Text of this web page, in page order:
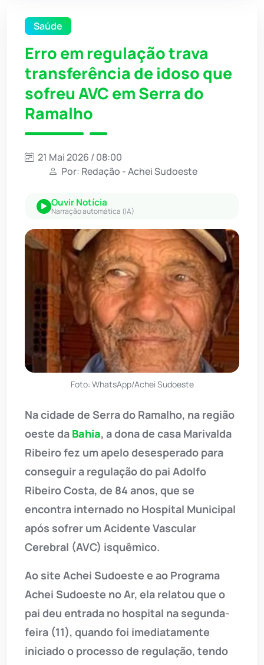
Saúde
Erro em regulação trava
transferência de idoso que
sofreu AVC em Serra do
Ramalho
21 Mai 2026 / 08:00
Por: Redação - Achei Sudoeste
Ouvir Notícia
Narração automática (IA)
Foto: WhatsApp/Achei Sudoeste
Na cidade de Serra do Ramalho, na região
oeste da Bahia, a dona de casa Marivalda
Ribeiro fez um apelo desesperado para
conseguir a regulação do pai Adolfo
Ribeiro Costa, de 84 anos, que se
encontra internado no Hospital Municipal
após sofrer um Acidente Vascular
Cerebral (AVC) isquêmico.
Ao site Achei Sudoeste e ao Programa
Achei Sudoeste no Ar, ela relatou que o
pai deu entrada no hospital na segunda-
feira (11), quando foi imediatamente
iniciado o processo de regulação, tendo